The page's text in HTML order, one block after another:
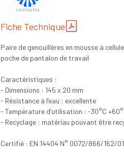
Fiche Technique
Paire de genouillères en mousse à
poche de pantalon de travail
Caractéristiques :
- Dimensions : 145 x 20 mm
- Résistance à l’eau : excellente
- Température d’utilisation : -30°C
- Recyclage : matériau pouvant être
Certifié : EN 14404 N° 0072/866/162/